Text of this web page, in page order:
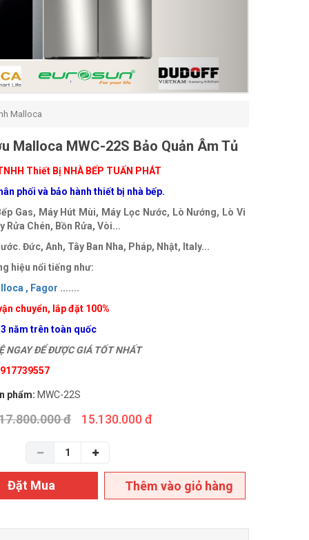
Malloca
Malloca MWC-22S Bảo Quản Âm Tủ
Thiết Bị NHÀ BẾP TUẤN PHÁT
phối và bảo hành thiết bị nhà bếp.
Gas, Máy Hút Mùi, Máy Lọc Nước, Lò Nướng, Lò Vi
Rửa Chén, Bồn Rửa, Vòi...
Đức, Anh, Tây Ban Nha, Pháp, Nhật, Italy...
hiệu nổi tiếng như:
, Fagor .......
chuyển, lắp đặt 100%
năm trên toàn quốc
ĐỂ ĐƯỢC GIÁ TỐT NHẤT
phẩm: MWC-22S
đ 15.130.000 đ
Đặt Mua Thêm vào giỏ hàng